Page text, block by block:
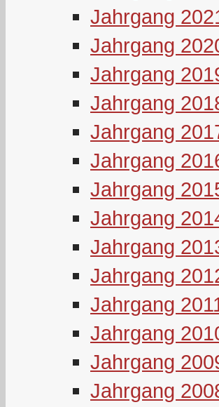
Jahrgang
Jahrgang
Jahrgang
Jahrgang
Jahrgang
Jahrgang
Jahrgang
Jahrgang
Jahrgang
Jahrgang
Jahrgang
Jahrgang
Jahrgang
Jahrgang